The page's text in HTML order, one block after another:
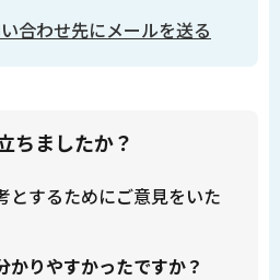
合わせ先にメールを送る
ちましたか？
とするためにご意見をいた
かりやすかったですか？